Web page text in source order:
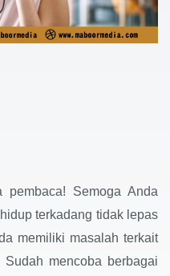
pembaca! Semoga Anda
terkadang tidak lepas
memiliki masalah terkait
mencoba berbagai